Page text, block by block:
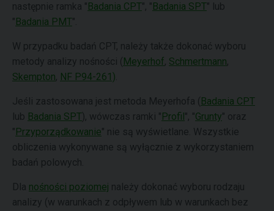
następnie ramka "Badania CPT", "Badania SPT" lub
"Badania PMT".
W przypadku badań CPT, należy także dokonać wyboru
metody analizy nośności ( Meyerhof, Schmertmann,
Skempton, NF P94-261)
Jeśli zastosowana jest metoda Meyerhofa ( Badania CPT
lub Badania SPT), wówczas ramki "Profil", "Grunty" oraz
"Przyporządkowanie" nie są wyświetlane. Wszystkie
obliczenia wykonywane są wyłącznie z wykorzystaniem
badań polowych.
Dla nośności poziomej należy dokonać wyboru rodzaju
analizy (w warunkach z odpływem lub w warunkach bez